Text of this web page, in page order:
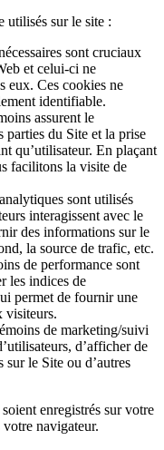
utilisés sur le site :
sont cruciaux
et celui-ci ne
eux. Ces cookies ne
identifiable.
assurent le
parties du Site et la prise
qu’utilisateur. En plaçant
facilitons la visite de
sont utilisés
interagissent avec le
des informations sur le
la source de trafic, etc.
de performance sont
les indices de
permet de fournir une
visiteurs.
de marketing/suivi
d’afficher de
le Site ou d’autres
enregistrés sur votre
navigateur.